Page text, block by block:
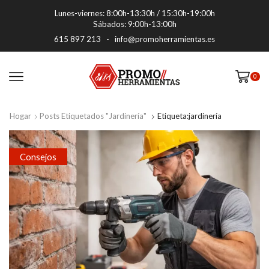
Lunes-viernes: 8:00h-13:30h / 15:30h-19:00h
Sábados: 9:00h-13:00h
615 897 213 - info@promoherramientas.es
0
Hogar Posts Etiquetados "jardinería" Etiqueta:jardinería
Consejos